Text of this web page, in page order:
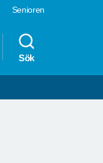
Senioren
Sök